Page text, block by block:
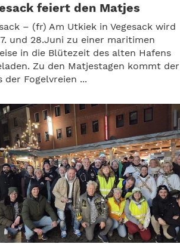
feiert den Matjes
– (fr) Am Utkiek in Vegesack wird
und 28.Juni zu einer maritimen
in die Blütezeit des alten Hafens
Zu den Matjestagen kommt der
der Fogelvreien ...